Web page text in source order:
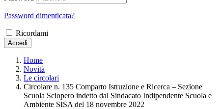
Password dimenticata?
Ricordami
Accedi
Home
Novità
Le circolari
Circolare n. 135 Comparto Istruzione e Ricerca – Sezione
Scuola Sciopero indetto dal Sindacato Indipendente Scuola e
Ambiente SISA del 18 novembre 2022